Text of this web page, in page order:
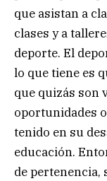
que asistan a
clases y a
deporte. El
lo que tiene es
que quizás son
oportunidades
tenido en su
educación.
de pertenencia,